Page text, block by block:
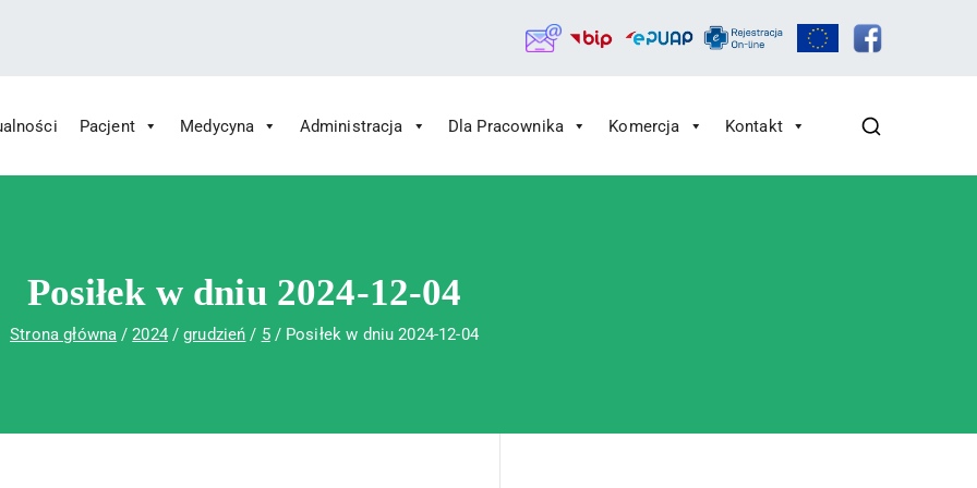
Św. Rafała w Czerwonej Górze
Rafała w Czerwonej Górze
Pacjent Medycyna Administracja Dla Pracownika Komercja Kontakt
Posiłek w dniu 2024-12-04
Strona główna 2024 grudzień 5 Posiłek w dniu 2024-12-04